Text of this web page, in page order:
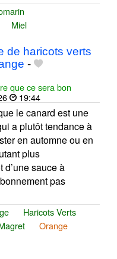
Miel
de haricots verts
-
que ce sera bon
19:44
le canard est une
a plutôt tendance à
en automne ou en
plus
sauce à
pas
Haricots Verts
Orange